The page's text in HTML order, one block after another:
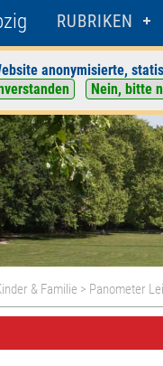
RUBRIKEN
anonymisierte,
Nein, bitte
& Familie > Panometer